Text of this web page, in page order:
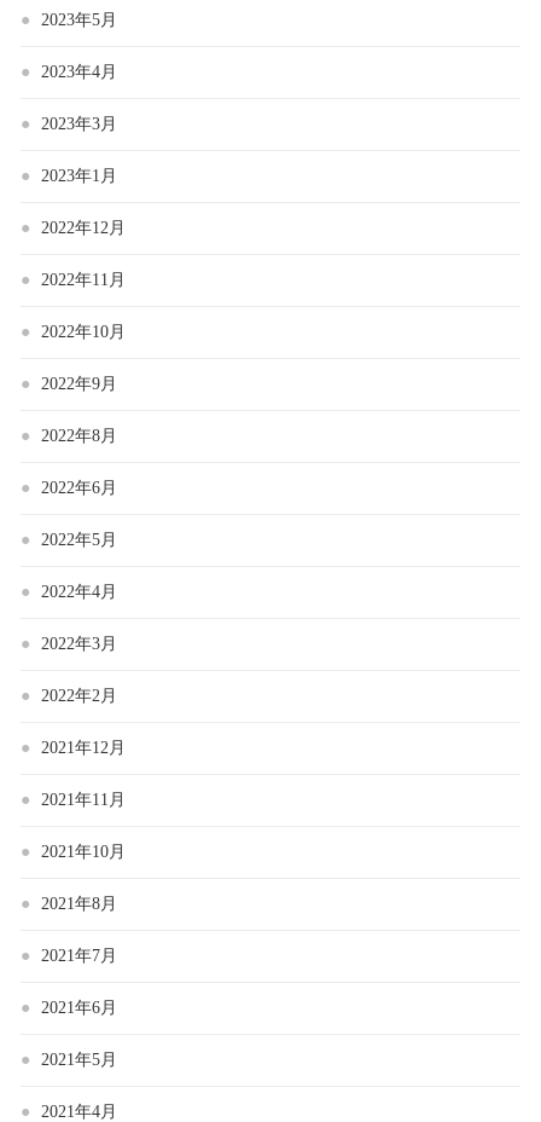
2023年5月
2023年4月
2023年3月
2023年1月
2022年12月
2022年11月
2022年10月
2022年9月
2022年8月
2022年6月
2022年5月
2022年4月
2022年3月
2022年2月
2021年12月
2021年11月
2021年10月
2021年8月
2021年7月
2021年6月
2021年5月
2021年4月